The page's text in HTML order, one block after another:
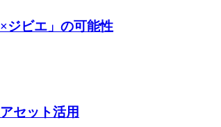
ジビエ」の可能性
セット活用